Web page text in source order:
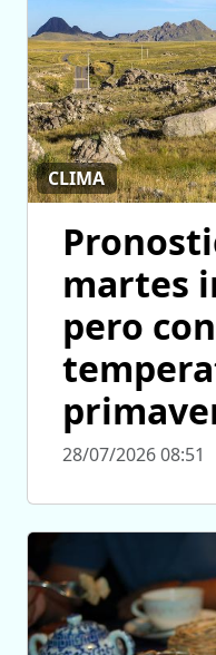
CLIMA
martes
pero con
28/07/2026 08:51